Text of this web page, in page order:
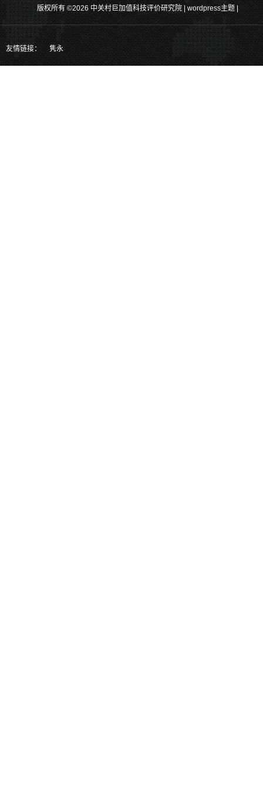
关注官方二维码、掌握更多最新实时
消息
也可以通过以下方式关注我们
版权所有 ©2026 中关村巨加值科技评价研究院 |wordpress主题|
友情链接： 隽永